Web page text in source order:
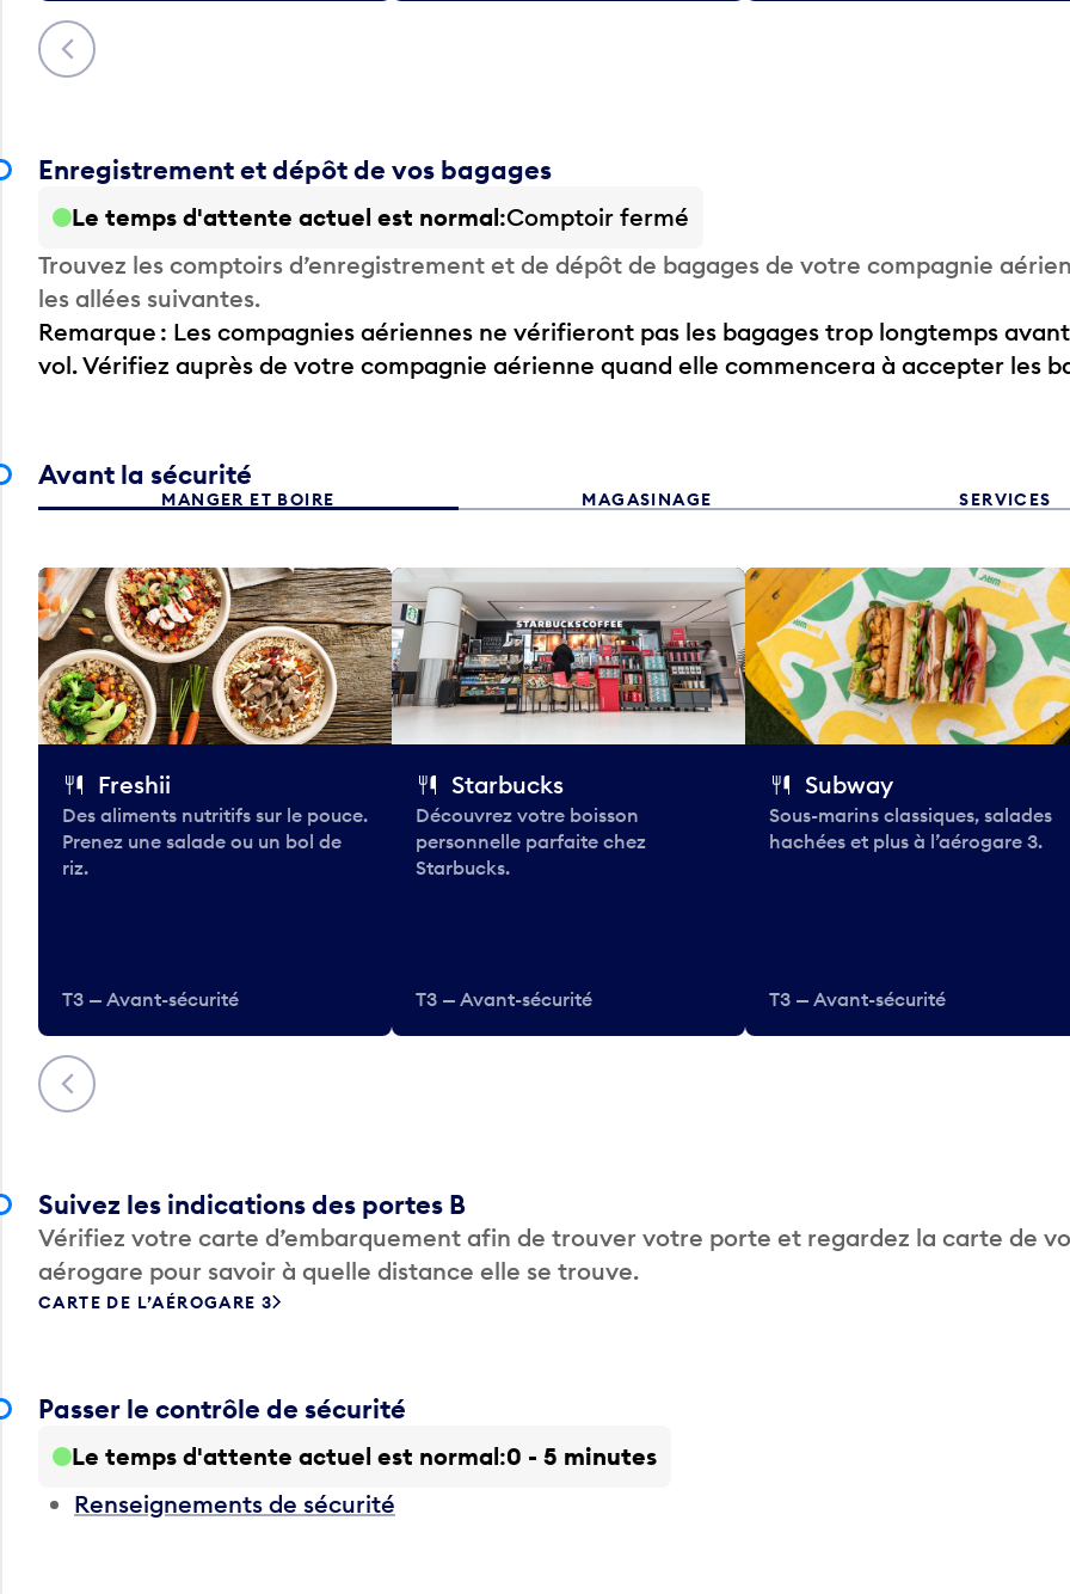
Précédent
Enregistrement et dépôt de vos bagages
Le temps d'attente actuel est normal Comptoir fermé
Trouvez les comptoirs d’enregistrement et de dépôt de bagages de votre compagnie
les allées suivantes.
Remarque : Les compagnies aériennes ne vérifieront pas les bagages trop longtemps
vol. Vérifiez auprès de votre compagnie aérienne quand elle commencera à accepter les
Avant la sécurité
MANGER ET BOIRE MAGASINAGE SERVICES
Précédent
Freshii
Des aliments nutritifs sur le pouce.
Prenez une salade ou un bol de
riz.
T3 — Avant-sécurité
Starbucks
Découvrez votre boisson
personnelle parfaite chez
Starbucks.
T3 — Avant-sécurité
Subway
Sous-marins classiques, salades
hachées et plus à l’aérogare 3.
T3 — Avant-sécurité
Suivez les indications des portes B
Vérifiez votre carte d’embarquement afin de trouver votre porte et regardez la carte de
aérogare pour savoir à quelle distance elle se trouve.
CARTE DE L’AÉROGARE 3
Passer le contrôle de sécurité
Le temps d'attente actuel est normal 0 - 5 minutes
Renseignements de sécurité